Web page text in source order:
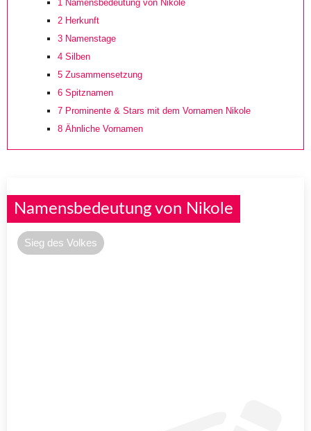
1 Namensbedeutung von Nikole
2 Herkunft
3 Namenstage
4 Silben
5 Zusammensetzung
6 Spitznamen
7 Prominente & Stars mit dem Vornamen Nikole
8 Ähnliche Vornamen
Namensbedeutung von Nikole
Sieg des Volkes